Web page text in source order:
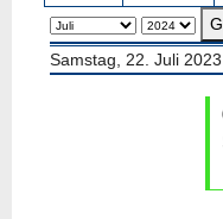
Samstag, 22. Juli 2023